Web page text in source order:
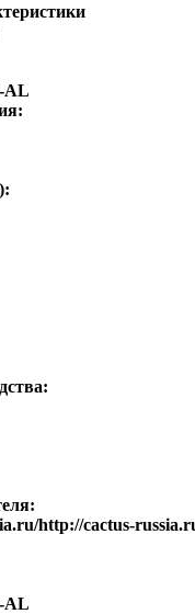
AL
http://cactus-
AL